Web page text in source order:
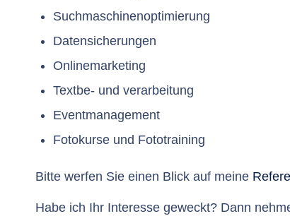
Suchmaschinenoptimierung
Datensicherungen
Onlinemarketing
Textbe- und verarbeitung
Eventmanagement
Fotokurse und Fototraining
Bitte werfen Sie einen Blick auf meine
Habe ich Ihr Interesse geweckt? Dann